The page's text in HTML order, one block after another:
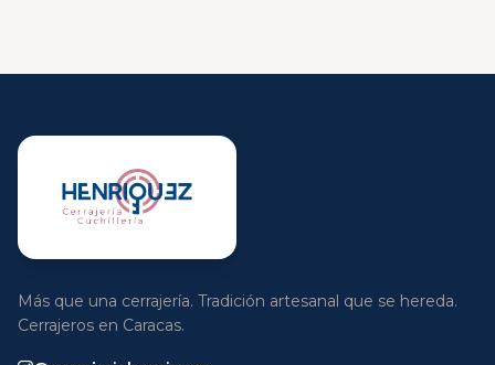
Más que una cerrajería. Tradición artesanal que se hereda.
Cerrajeros en Caracas.